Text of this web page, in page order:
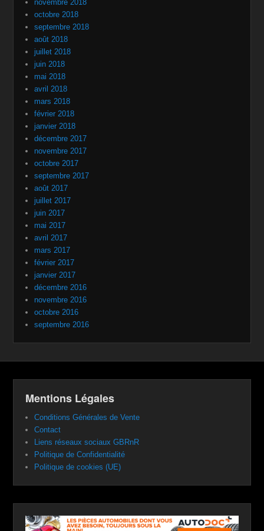
novembre 2018
octobre 2018
septembre 2018
août 2018
juillet 2018
juin 2018
mai 2018
avril 2018
mars 2018
février 2018
janvier 2018
décembre 2017
novembre 2017
octobre 2017
septembre 2017
août 2017
juillet 2017
juin 2017
mai 2017
avril 2017
mars 2017
février 2017
janvier 2017
décembre 2016
novembre 2016
octobre 2016
septembre 2016
Mentions Légales
Conditions Générales de Vente
Contact
Liens réseaux sociaux GBRnR
Politique de Confidentialité
Politique de cookies (UE)